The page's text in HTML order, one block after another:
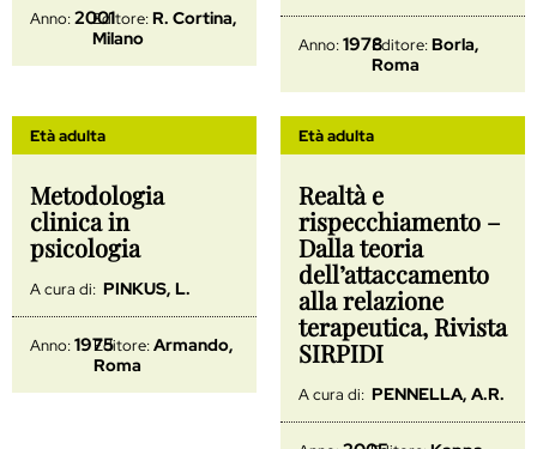
Anno:2001
Editore:R. Cortina,
Milano
Anno:1978Editore: Borla,
Roma
Età adulta
Metodologia
clinica in
psicologia
A cura di: PINKUS, L.
Anno:1975Editore:Armando,
Roma
Età adulta
Realtà e
rispecchiamento –
Dalla teoria
dell’attaccamento
alla relazione
terapeutica, Rivista
SIRPIDI
A cura di: PENNELLA, A.R.